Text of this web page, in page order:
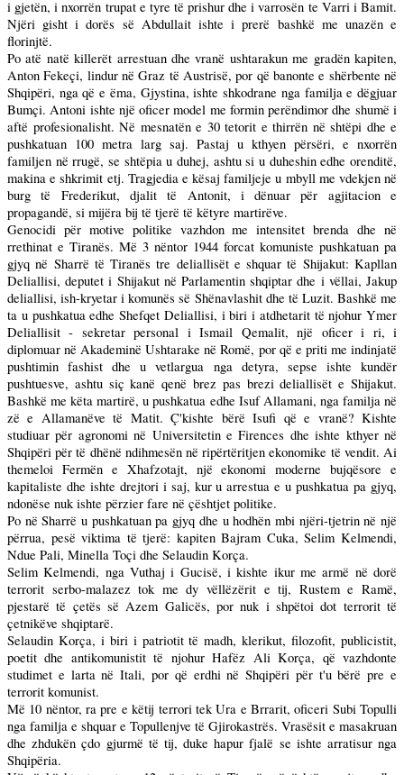
i gjetën, i nxorrën trupat e tyre të prishur dhe i varrosën te Varri i Bamit.
Njëri gisht i dorës së Abdullait ishte i prerë bashkë me unazën e
florinjtë.
Po atë natë killerët arrestuan dhe vranë ushtarakun me gradën kapiten,
Anton Fekeçi, lindur në Graz të Austrisë, por që banonte e shërbente në
Shqipëri, nga që e ëma, Gjystina, ishte shkodrane nga familja e dëgjuar
Bumçi. Antoni ishte një oficer model me formin perëndimor dhe shumë i
aftë profesionalisht. Në mesnatën e 30 tetorit e thirrën në shtëpi dhe e
pushkatuan 100 metra larg saj. Pastaj u kthyen përsëri, e nxorrën
familjen në rrugë, se shtëpia u duhej, ashtu si u duheshin edhe orenditë,
makina e shkrimit etj. Tragjedia e kësaj familjeje u mbyll me vdekjen në
burg të Frederikut, djalit të Antonit, i dënuar për agjitacion e
propagandë, si mijëra bij të tjerë të këtyre martirëve.
Genocidi për motive politike vazhdon me intensitet brenda dhe në
rrethinat e Tiranës. Më 3 nëntor 1944 forcat komuniste pushkatuan pa
gjyq në Sharrë të Tiranës tre deliallisët e shquar të Shijakut: Kapllan
Deliallisi, deputet i Shijakut në Parlamentin shqiptar dhe i vëllai, Jakup
deliallisi, ish-kryetar i komunës së Shënavlashit dhe të Luzit. Bashkë me
ta u pushkatua edhe Shefqet Deliallisi, i biri i atdhetarit të njohur Ymer
Deliallisit - sekretar personal i Ismail Qemalit, një oficer i ri, i
diplomuar në Akademinë Ushtarake në Romë, por që e priti me indinjatë
pushtimin fashist dhe u vetlargua nga detyra, sepse ishte kundër
pushtuesve, ashtu siç kanë qenë brez pas brezi deliallisët e Shijakut.
Bashkë me këta martirë, u pushkatua edhe Isuf Allamani, nga familja në
zë e Allamanëve të Matit. Ç'kishte bërë Isufi që e vranë? Kishte
studiuar për agronomi në Universitetin e Firences dhe ishte kthyer në
Shqipëri për të dhënë ndihmesën në ripërtëritjen ekonomike të vendit. Ai
themeloi Fermën e Xhafzotajt, një ekonomi moderne bujqësore e
kapitaliste dhe ishte drejtori i saj, kur u arrestua e u pushkatua pa gjyq,
ndonëse nuk ishte përzier fare në çështjet politike.
Po në Sharrë u pushkatuan pa gjyq dhe u hodhën mbi njëri-tjetrin në një
përrua, pesë viktima të tjerë: kapiten Bajram Cuka, Selim Kelmendi,
Ndue Pali, Minella Toçi dhe Selaudin Korça.
Selim Kelmendi, nga Vuthaj i Gucisë, i kishte ikur me armë në dorë
terrorit serbo-malazez tok me dy vëllëzërit e tij, Rustem e Ramë,
pjestarë të çetës së Azem Galicës, por nuk i shpëtoi dot terrorit të
çetnikëve shqiptarë.
Selaudin Korça, i biri i patriotit të madh, klerikut, filozofit, publicistit,
poetit dhe antikomunistit të njohur Hafëz Ali Korça, që vazhdonte
studimet e larta në Itali, por që erdhi në Shqipëri për t'u bërë pre e
terrorit komunist.
Më 10 nëntor, ra pre e këtij terrori tek Ura e Brrarit, oficeri Subi Topulli
nga familja e shquar e Topullenjve të Gjirokastrës. Vrasësit e masakruan
dhe zhdukën çdo gjurmë të tij, duke hapur fjalë se ishte arratisur nga
Shqipëria.